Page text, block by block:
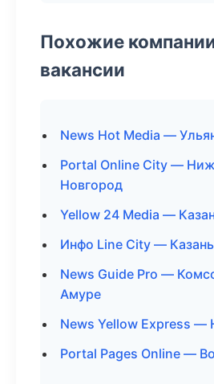
Похожие
вакансии
News Hot Media —
Portal Online City —
Новгород
Yellow 24 Media —
Инфо Line City — Казань
News Guide Pro —
Амуре
News Yellow Express —
Portal Pages Online —